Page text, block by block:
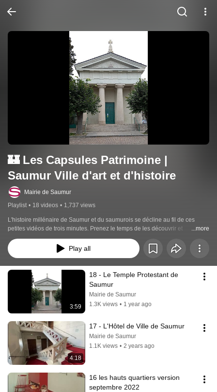
🏰 Les Capsules Patrimoine |
Saumur Ville d'art et d'histoire
Mairie de Saumur
Playlist • 18 videos • 1,737 views
L'histoire millénaire de Saumur et du saumurois se décline au fil de ces
petites vidéos de trois minutes. Prenez le temps de les découvrir et
d'explorer notre territoire, son histoire et ses richesses patrimoniales.
...more
Play all
3:59
18 - Le Temple Protestant de
Saumur
Mairie de Saumur
1.3K views • 1 year ago
4:18
17 - L'Hôtel de Ville de Saumur
Mairie de Saumur
1.1K views • 2 years ago
16 les hauts quartiers version
septembre 2022